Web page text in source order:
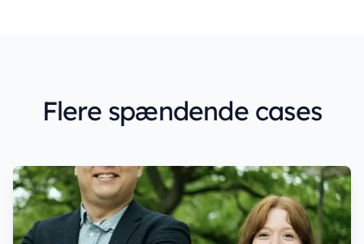
Flere spændende cases